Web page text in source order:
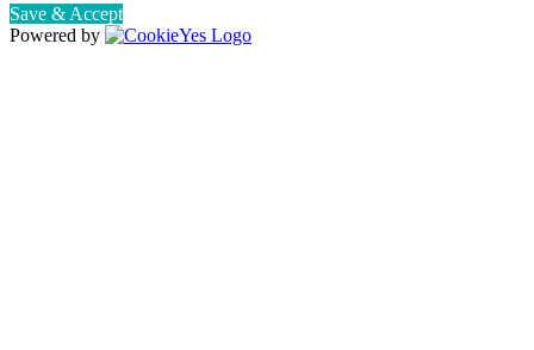
Save & Accept
Powered by